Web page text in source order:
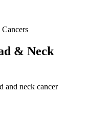
& Neck
and neck cancer